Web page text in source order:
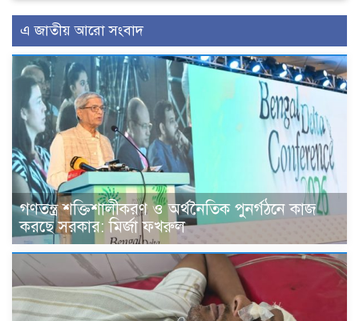
এ জাতীয় আরো সংবাদ
গণতন্ত্র শক্তিশালীকরণ ও অর্থনৈতিক পুনর্গঠনে কাজ
করছে সরকার: মির্জা ফখরুল